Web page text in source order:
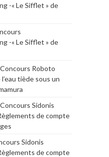
-« Le Sifflet » de
-« Le Sifflet » de
Concours Roboto
tiède sous un
Concours Sidonis
de compte
Sidonis
de compte